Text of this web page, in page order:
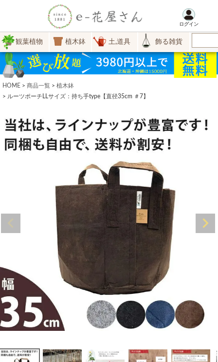
ログイン
観葉植物 植木鉢 土,道具 飾る雑貨
HOME 商品一覧
植木鉢
ルーツポーチLLサイズ：持ち手type【直径35cm ＃7】